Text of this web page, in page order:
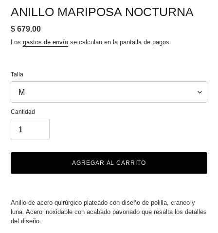
ANILLO MARIPOSA NOCTURNA
Precio
habitual
$ 679.00
Los gastos de envío se calculan en la pantalla de pagos.
Talla
Cantidad
AGREGAR AL CARRITO
producto
a
tu
Anillo de acero quirúrgico plateado con diseño de polilla, craneo y
luna. Acero inoxidable con acabado pavonado que resalta los detalles
del diseño.